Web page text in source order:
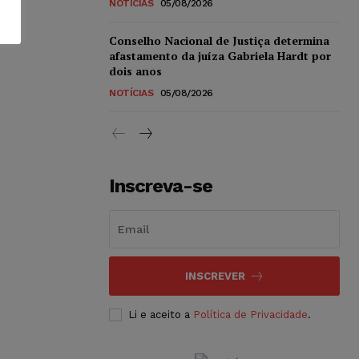
NOTÍCIAS 05/08/2026
Conselho Nacional de Justiça determina
afastamento da juíza Gabriela Hardt por
dois anos
NOTÍCIAS 05/08/2026
Inscreva-se
INSCREVER
Li e aceito a Política de Privacidade.